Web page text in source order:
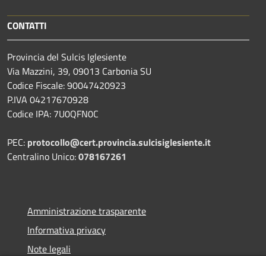
CONTATTI
Provincia del Sulcis Iglesiente
Via Mazzini, 39, 09013 Carbonia SU
Codice Fiscale: 90047420923
P.IVA 04217670928
Codice IPA: 7U0QFN0C
PEC: protocollo@cert.provincia.sulcisiglesiente.it
Centralino Unico:078167261
Amministrazione trasparente
Informativa privacy
Note legali